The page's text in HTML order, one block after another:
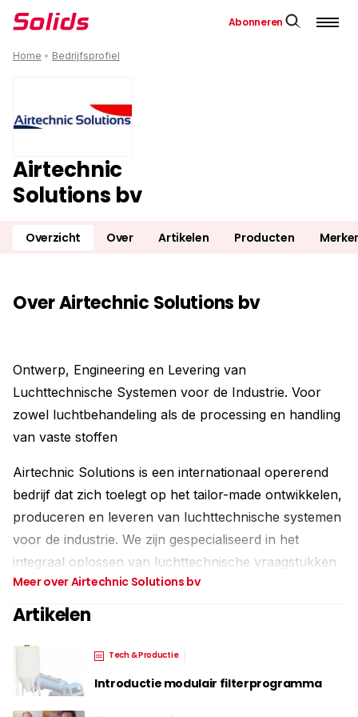
Abonneren
Home • Bedrijfsprofiel
Airtechnic
Solutions bv
Overzicht Over Artikelen Producten
Over Airtechnic Solutions bv
Ontwerp, Engineering en Levering van
Luchttechnische Systemen voor de Industrie. Voor
zowel luchtbehandeling als de processing en handling
van vaste stoffen
Airtechnic Solutions is een internationaal opererend
bedrijf dat zich toelegt op het tailor-made ontwikkelen,
produceren en leveren van luchttechnische systemen
voor de industrie. We zijn gespecialiseerd in het
integraal oplossen van luchttechnische vraagstukken
op het gebied van procesluchtbehandeling en
poederverwerking. Met een toegewijd en
heel de wereld, in alle takken van de industrie.
Airtechnic Solutions neemt het hele traject van advies
en ontwerp tot en met de oplevering van de complete
Meer over Airtechnic Solutions bv
Artikelen
Tech & Productie
Introductie modulair filterprogramma